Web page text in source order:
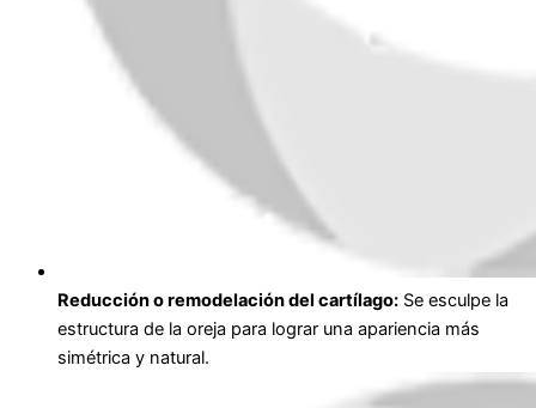
Reducción o remodelación del cartílago: Se esculpe la
estructura de la oreja para lograr una apariencia más
simétrica y natural.